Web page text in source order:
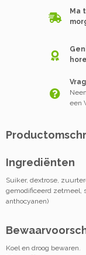
Ma
een
Ingrediënten
Suiker, dextrose,
gemodificeerd zetmeel,
anthocyanen)
Koel en droog bewaren.